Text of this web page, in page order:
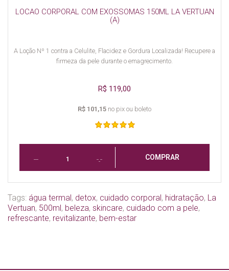
LOCAO CORPORAL COM EXOSSOMAS 150ML LA VERTUAN
(A)
A Loção Nº 1 contra a Celulite, Flacidez e Gordura Localizada! Recupere a
firmeza da pele durante o emagrecimento.
R$ 119,00
R$ 101,15 no pix ou boleto
COMPRAR
Tags: água termal, detox, cuidado corporal, hidratação, La
Vertuan, 500ml, beleza, skincare, cuidado com a pele,
refrescante, revitalizante, bem-estar